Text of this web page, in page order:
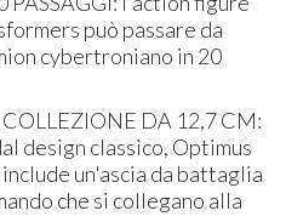
può passare da
cybertroniano in 20
DA 12,7 CM:
design classico, Optimus
un'ascia da battaglia
che si collegano alla